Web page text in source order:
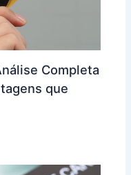
Completa
que